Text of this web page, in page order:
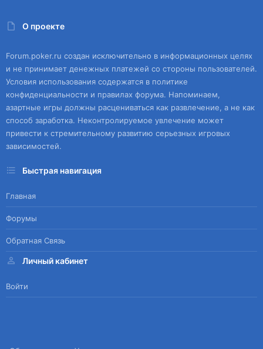
О проекте
Forum.poker.ru создан исключительно в информационных целях
и не принимает денежных платежей со стороны пользователей.
Условия использования содержатся в политике
конфиденциальности и правилах форума. Напоминаем,
азартные игры должны расцениваться как развлечение, а не как
способ заработка. Неконтролируемое увлечение может
привести к стремительному развитию серьезных игровых
зависимостей.
Быстрая навигация
Главная
Форумы
Обратная Связь
Личный кабинет
Войти